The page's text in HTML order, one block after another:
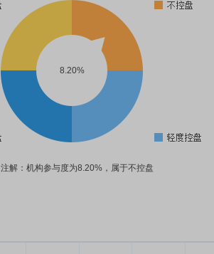
8.20%
注解：机构参与度为8.20%，属于不控盘